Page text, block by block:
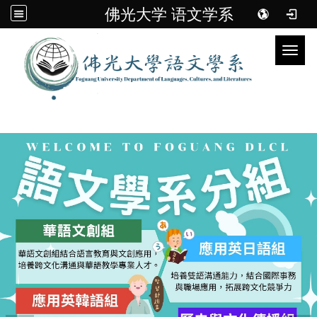
佛光大学 语文学系